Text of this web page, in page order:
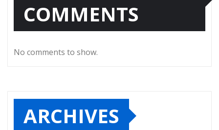
COMMENTS
No comments to show.
ARCHIVES